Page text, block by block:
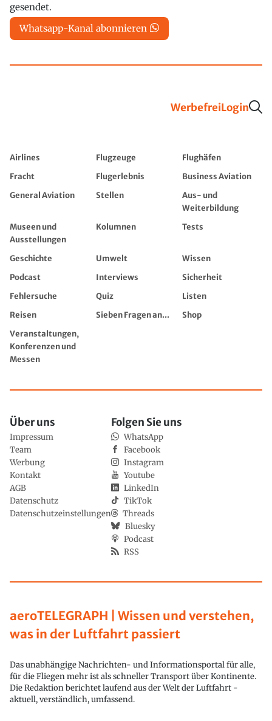
gesendet.
Whatsapp-Kanal abonnieren
WerbefreiLogin
Airlines Flugzeuge
Flughäfen
Fracht
Flugerlebnis
Business Aviation
General Aviation
Stellen
Aus- und
Weiterbildung
Museen und
Ausstellungen
Kolumnen Tests
Geschichte Umwelt
Wissen
Podcast
Interviews
Sicherheit
Fehlersuche
Quiz
Listen
Reisen
Sieben Fragen an...
Shop
Veranstaltungen,
Konferenzen und
Messen
aeroTELEGRAPH | Wissen und verstehen,
was in der Luftfahrt passiert
Das unabhängige Nachrichten- und Informationsportal für alle,
für die Fliegen mehr ist als schneller Transport über Kontinente.
Die Redaktion berichtet laufend aus der Welt der Luftfahrt -
aktuell, verständlich, umfassend.
Über uns
Impressum
Team
Werbung
Kontakt
AGB
Datenschutz
Datenschutzeinstellungen
Folgen Sie uns
WhatsApp
Facebook
Instagram
Youtube
LinkedIn
TikTok
Threads
Bluesky
Podcast
RSS